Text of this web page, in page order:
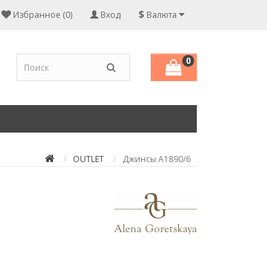
$ Валюта
Вход
Избранное (0)
0
OUTLET Джинсы A1890/6